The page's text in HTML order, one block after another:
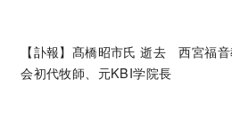
【訃報】髙橋昭市氏 逝去 西宮福
会初代牧師、元KBI学院長